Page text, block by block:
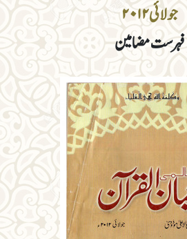
جولائی ۲۰۱۲
فہرست مضامین